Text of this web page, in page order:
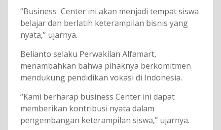
“Business Center ini akan menjadi tempat siswa
belajar dan berlatih keterampilan bisnis yang
nyata,” ujarnya.
Belianto selaku Perwakilan Alfamart,
menambahkan bahwa pihaknya berkomitmen
mendukung pendidikan vokasi di Indonesia.
“Kami berharap business Center ini dapat
memberikan kontribusi nyata dalam
pengembangan keterampilan siswa,” ujarnya.